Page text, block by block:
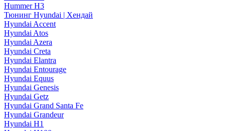
Hummer H3
Тюнинг Hyundai | Хендай
Hyundai Accent
Hyundai Atos
Hyundai Azera
Hyundai Creta
Hyundai Elantra
Hyundai Entourage
Hyundai Equus
Hyundai Genesis
Hyundai Getz
Hyundai Grand Santa Fe
Hyundai Grandeur
Hyundai H1